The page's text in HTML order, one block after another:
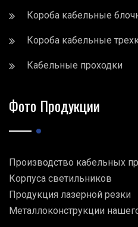
Короба кабельные
Короба кабельные
Кабельные проходки
Фото Продукции
Производство кабельных
Корпуса светильников
Продукция лазерной резки
Металлоконструкции